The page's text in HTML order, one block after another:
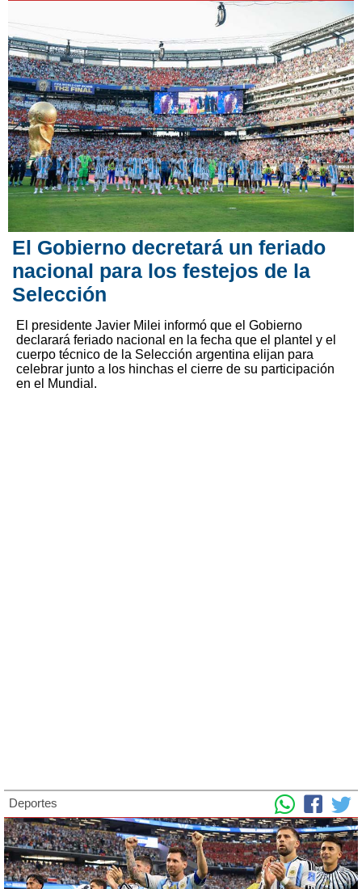
El Gobierno decretará un feriado
nacional para los festejos de la
Selección
El presidente Javier Milei informó que el Gobierno
declarará feriado nacional en la fecha que el plantel y el
cuerpo técnico de la Selección argentina elijan para
celebrar junto a los hinchas el cierre de su participación
en el Mundial.
Deportes